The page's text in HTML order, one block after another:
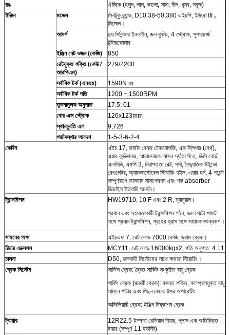
রঙ
ঐচ্ছিক (হলুদ, লাল, কালো, সাদা, নীল, ধূসর, সবুজ)
ইঞ্জিন
মডেল সিনটুকু ব্র্যান্ড, D10.38-50,380 এইচপি, ইউরো III ,
ডিজেল।
আদর্শ
ছয় সিলিন্ডার ইনলাইন, জল কুলিং, 4 স্ট্রোক, সুপারচার্জ
ইন্টারকোলার
ইঞ্জিন নেট ওজন (কেজি)
850
রেটযুক্ত শক্তি (কেউ /
আরপিএম)
279/2200
সর্বাধিক টর্ক (এনএম)
1590N.m
সর্বাধিক টর্ক গতি
1200 ~ 1500RPM
তুলনামূলক অনুপাত
17.5: 01
বোর এক্স স্ট্রোক
126x123mm
স্থানচ্যুতি এল
9,726
গর্ভাবস্থার আদেশ
1-5-3-6-2-4
কেবিন
এইচ 17, জার্মান বেনজ টেকনোলজি, এক স্লিপার (বের্থ),
এয়ার কন্ডিশনার, আরামদায়ক আসন স্যাঁতসেঁতে, ডিসি বোর্ড,
এলসিডি, এমপি 3, নিরাপত্তা বেল্ট, পর্দা, বৈদ্যুতিক উইন্ডো
রেগুলেটর, অ্যাডজাস্টেবেল স্টিয়ারিং হুইল, এয়ার হর্ন, 4 পয়েন্ট
সম্পূর্ণরূপে ভাসমান সাসপেনশন এবং শক absorber
ডিভাইস ইত্যাদি সমর্থন।
ট্রান্সমিশন
HW19710, 10 F এবং 2 R, ম্যানুয়াল।
প্রধান এবং সহায়তাকারী ট্রান্সমিশন গঠন, ডবল পাল্টা শাফট
সঙ্গে প্রধান ট্রান্সমিশন, গ্রহের হ্রাস সঙ্গে সহায়ক সংক্রমণ।
সামনের অক্ষ
এইচএফ 7, রেট লোড 7000 কেজি, ড্রাম ব্রেক।
রিয়ার এক্সেলস
MCY11, রেট লোড 16000kgx2, গতি অনুপাত: 4.11
চালনা
D50, জলবাহী সিস্টেমের সাথে ক্ষমতা স্টিয়ারিং।
ব্রেক সিস্টেম
সার্ভিস ব্রেক: দ্বৈত সার্কিট সংকুচিত বায়ু ব্রেক
পার্কিং ব্রেক (জরুরী ব্রেক): বসন্ত শক্তি, কম্প্রেসযুক্ত বায়ু
সামনে শাটার এবং পিছন চাকার উপর অপারেটিং
অক্জিলিয়ারী ব্রেক: ইঞ্জিন নিষ্কাশন ব্রেক
ট্যায়ার
12R22.5 ইস্পাত রেডিয়াল টায়ার, প্লাস এক অতিরিক্ত
টায়ার (সম্পূর্ণ 11 ইউনিট)